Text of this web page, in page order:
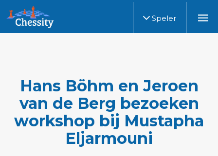
Speler
Hans Böhm en Jeroen
van de Berg bezoeken
workshop bij Mustapha
Eljarmouni